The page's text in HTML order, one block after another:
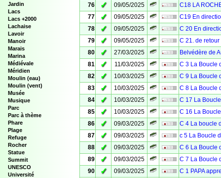
Jardin
Lacs
Lacs +2000
Lachaise
Lavoir
Manoir
Marais
Marina
Médiévale
Méridien
Moulin (eau)
Moulin (vent)
Musée
Musique
Parc
Parc à thème
Phare
Plage
Refuge
Rocher
Statue
Summit
UNESCO
Université
76
✓ 09/05/2025
C18 LA
77
✓ 09/05/2025
C19 En
78
✓ 09/05/2025
C 20 En
79
✓ 09/05/2025
C 21. de
80
✓ 27/03/2025
Belvédère de
81
✓ 11/03/2025
C 3 La Boucle
82
✓ 10/03/2025
C 9 La Boucle
83
✓ 10/03/2025
C 8 La Boucle
84
✓ 10/03/2025
C 17 La
85
✓ 10/03/2025
C 16 La
86
✓ 09/03/2025
C 4 La boucle
87
✓ 09/03/2025
c 5 La Boucle
88
✓ 09/03/2025
C 6 La Boucle
89
✓ 09/03/2025
C 7 La Boucle
90
✓ 09/03/2025
C 1 PAPA